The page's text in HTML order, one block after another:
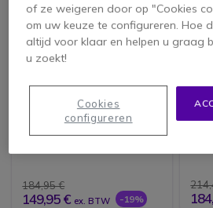
Jabra Evolve 65 TE,
Link 390a MS, version
Stereo Met
Laadstation
184,95 €
149,95 € ex. BTW -19%
of ze weigeren door op "Cookies
om uw keuze te configureren. Hoe
altijd voor klaar en helpen u graag
u zoekt!
Cookies
configureren